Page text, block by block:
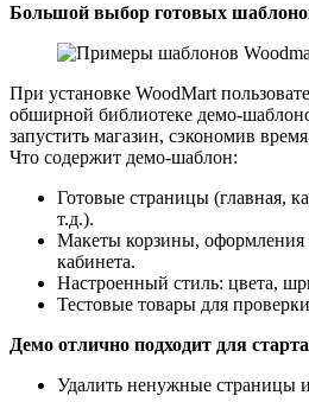
Большой выбор готовых
При установке WoodMart
обширной библиотеке демо-
запустить магазин, сэкономив
Что содержит демо-шаблон:
Готовые страницы (главная,
т.д.).
Макеты корзины, оформления
кабинета.
Настроенный стиль: цвета,
Тестовые товары для
Демо отлично подходит для
Удалить ненужные страницы